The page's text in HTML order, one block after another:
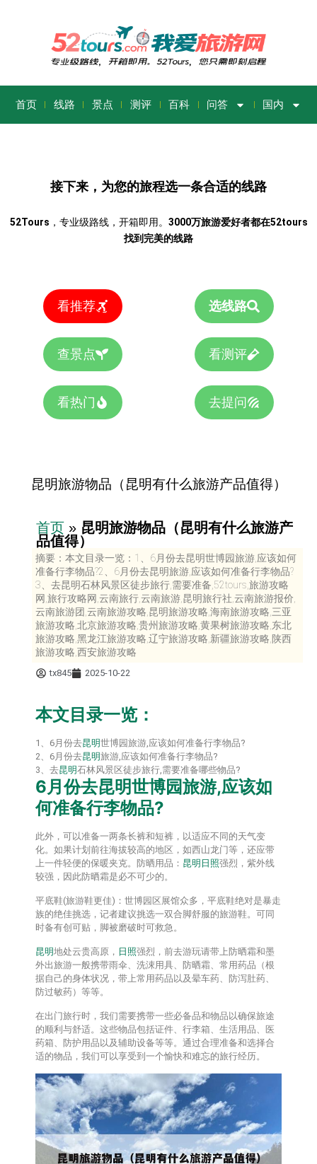
首页 线路 景点 测评 百科 问答 国内
接下来，为您的旅程选一条合适的线路
52Tours ，专业级路线，开箱即用。 3000万旅游爱好者都在52tours
找到完美的线路
看推荐 选线路
查景点 看测评
看热门 去提问
昆明旅游物品（昆明有什么旅游产品值得）
首页 » 昆明旅游物品（昆明有什么旅游产
品值得）
摘要：本文目录一览：1、6月份去昆明世博园旅游,应该如何
准备行李物品?2、6月份去昆明旅游,应该如何准备行李物品?
3、去昆明石林风景区徒步旅行,需要准备,52tours,旅游攻略
网,旅行攻略网,云南旅行,云南旅游,昆明旅行社,云南旅游报价,
云南旅游团,云南旅游攻略,昆明旅游攻略,海南旅游攻略,三亚
旅游攻略,北京旅游攻略,贵州旅游攻略,黄果树旅游攻略,东北
旅游攻略,黑龙江旅游攻略,辽宁旅游攻略,新疆旅游攻略,陕西
旅游攻略,西安旅游攻略
tx845 2025-10-22
本文目录一览：
1、6月份去昆明世博园旅游,应该如何准备行李物品?
2、6月份去昆明旅游,应该如何准备行李物品?
3、去昆明石林风景区徒步旅行,需要准备哪些物品?
6月份去昆明世博园旅游,应该如
何准备行李物品?
此外，可以准备一两条长裤和短裤，以适应不同的天气变
化。如果计划前往海拔较高的地区，如西山龙门等，还应带
上一件轻便的保暖夹克。防晒用品： 昆明 日照强烈，紫外线
较强，因此防晒霜是必不可少的。
平底鞋(旅游鞋更佳)：世博园区展馆众多，平底鞋绝对是暴走
族的绝佳挑选，记者建议挑选一双合脚舒服的旅游鞋。可同
时备有创可贴，脚被磨破时可救急。
昆明地处云贵高原， 日照强烈，前去游玩请带上防晒霜和墨
外出旅游一般携带雨伞、洗涑用具、防晒霜、常用药品（根
据自己的身体状况，带上常用药品以及晕车药、防泻肚药、
防过敏药）等等。
在出门旅行时，我们需要携带一些必备品和物品以确保旅途
的顺利与舒适。这些物品包括证件、行李箱、生活用品、医
药箱、防护用品以及辅助设备等等。通过合理准备和选择合
适的物品，我们可以享受到一个愉快和难忘的旅行经历。